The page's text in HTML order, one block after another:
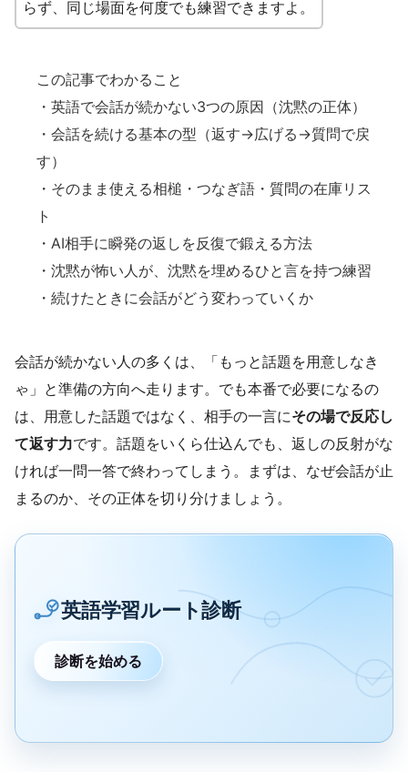
らず、同じ場面を何度でも練習できますよ。
この記事でわかること
・英語で会話が続かない3つの原因（沈黙の正体）
・会話を続ける基本の型（返す→広げる→質問で戻
す）
・そのまま使える相槌・つなぎ語・質問の在庫リス
ト
・AI相手に瞬発の返しを反復で鍛える方法
・沈黙が怖い人が、沈黙を埋めるひと言を持つ練習
・続けたときに会話がどう変わっていくか
会話が続かない人の多くは、「もっと話題を用意しなき
ゃ」と準備の方向へ走ります。でも本番で必要になるの
は、用意した話題ではなく、相手の一言にその場で反応し
て返す力です。話題をいくら仕込んでも、返しの反射がな
ければ一問一答で終わってしまう。まずは、なぜ会話が止
まるのか、その正体を切り分けましょう。
英語学習ルート診断
診断を始める